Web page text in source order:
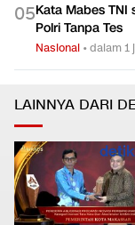
05Kata Mabes TNI
Polri Tanpa Tes
Nasional •dalam 1
LAINNYA DARI